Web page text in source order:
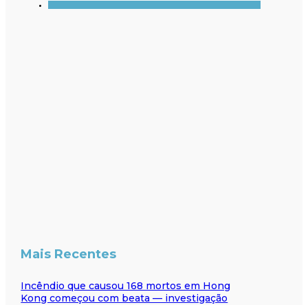
Mais Recentes
Incêndio que causou 168 mortos em Hong
Kong começou com beata — investigação